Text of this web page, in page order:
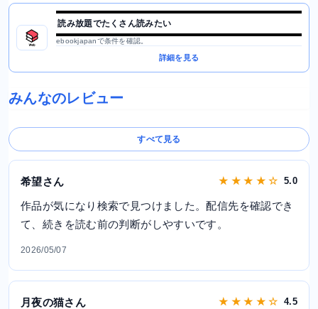
読み放題でたくさん読みたい
ebookjapanで条件を確認。
詳細を見る
みんなのレビュー
すべて見る
希望さん ★ ★ ★ ★ ☆ 5.0
作品が気になり検索で見つけました。配信先を確認でき
て、続きを読む前の判断がしやすいです。
2026/05/07
月夜の猫さん ★ ★ ★ ★ ☆ 4.5